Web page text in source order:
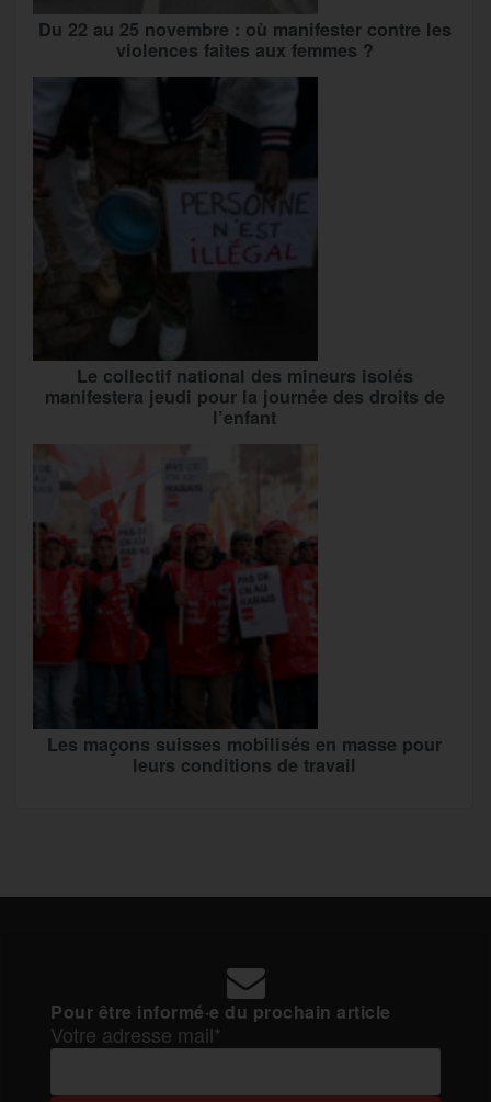
Du 22 au 25 novembre : où manifester contre les
violences faites aux femmes ?
Le collectif national des mineurs isolés
manifestera jeudi pour la journée des droits de
l’enfant
Les maçons suisses mobilisés en masse pour
leurs conditions de travail
Pour être informé·e du prochain article
Votre adresse mail*